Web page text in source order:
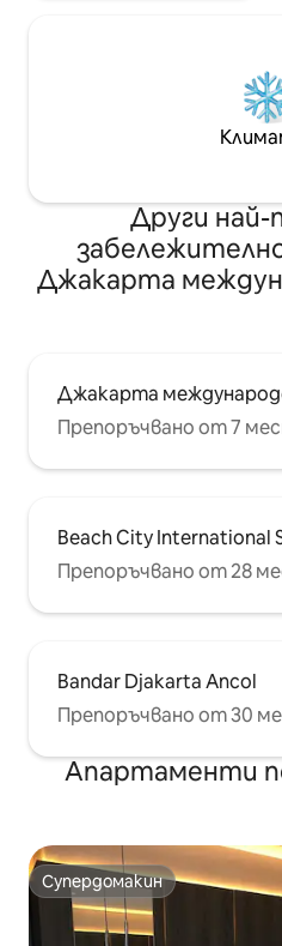
Други най-
Джакарта
Джакарта
Препоръчвано от 7
Beach City International
Препоръчвано от 28
Bandar Djakarta Ancol
Препоръчвано от 30
Апартаменти
Супердомакин
Супердомакин